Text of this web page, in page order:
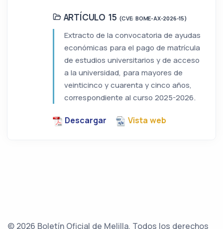
ARTÍCULO 15 (CVE: BOME-AX-2026-15)
Extracto de la convocatoria de ayudas
económicas para el pago de matrícula
de estudios universitarios y de acceso
a la universidad, para mayores de
veinticinco y cuarenta y cinco años,
correspondiente al curso 2025-2026.
Descargar Vista web
© 2026 Boletín Oficial de Melilla. Todos los derechos